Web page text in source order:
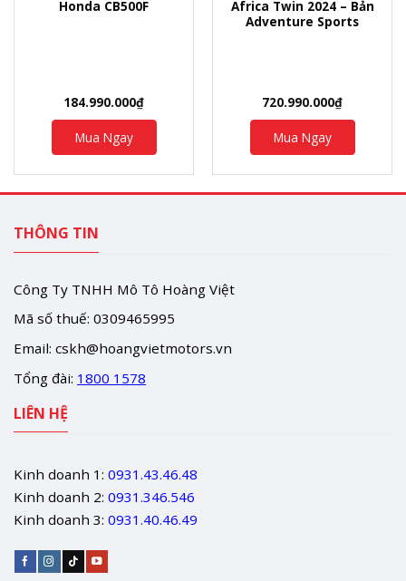
Honda CB500F
184.990.000₫
Mua Ngay
Africa Twin 2024 – Bản
Adventure Sports
720.990.000₫
Mua Ngay
THÔNG TIN
Công Ty TNHH Mô Tô Hoàng Việt
Mã số thuế: 0309465995
Email: cskh@hoangvietmotors.vn
Tổng đài: 1800 1578
LIÊN HỆ
Kinh doanh 1: 0931.43.46.48
Kinh doanh 2: 0931.346.546
Kinh doanh 3: 0931.40.46.49